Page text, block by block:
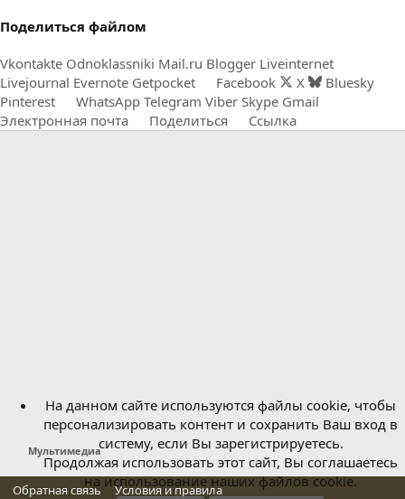
Поделиться файлом
Vkontakte Odnoklassniki Mail.ru Blogger Liveinternet
Livejournal Evernote Getpocket Facebook X
Bluesky
Pinterest
WhatsApp Telegram Viber Skype Gmail
Электронная почта
Поделиться Ссылка
Мультимедиа
Обратная связь
Условия и правила
На данном сайте используются файлы cookie, чтобы
персонализировать контент и сохранить Ваш вход в
систему, если Вы зарегистрируетесь.
Продолжая использовать этот сайт, Вы соглашаетесь
на использование наших файлов cookie.